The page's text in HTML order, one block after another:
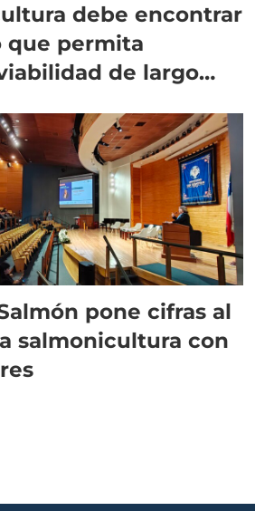
debe encontrar
permita
de largo
pone cifras al
salmonicultura con